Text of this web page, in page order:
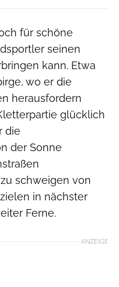
für schöne
seinen
kann. Etwa
wo er die
herausfordern
glücklich
die
der Sonne
schweigen von
in nächster
Ferne.
ANZEIGE